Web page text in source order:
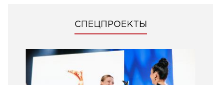
СПЕЦПРОЕКТЫ